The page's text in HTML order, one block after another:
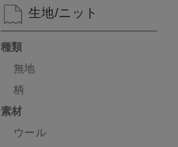
生地/ニット
種類
無地
柄
素材
ウール